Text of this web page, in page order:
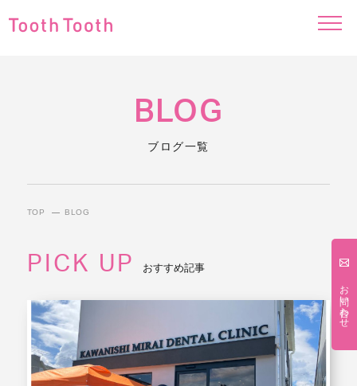
BLOG
ブログ一覧
TOP BLOG
PICK UP おすすめ記事
お問い合わせ